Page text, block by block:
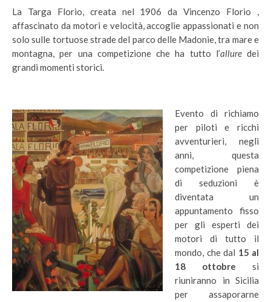
La Targa Florio, creata nel 1906 da Vincenzo Florio ,
affascinato da motori e velocità, accoglie appassionati e non
solo sulle tortuose strade del parco delle Madonie, tra mare e
montagna, per una competizione che ha tutto l’alluredei
grandi momenti storici.
Evento di richiamo
per piloti e ricchi
avventurieri, negli
anni, questa
competizione piena
di seduzioni è
diventata un
appuntamento fisso
per gli esperti dei
motori di tutto il
mondo, che dal 15 al
18 ottobre si
riuniranno in Sicilia
per assaporarne